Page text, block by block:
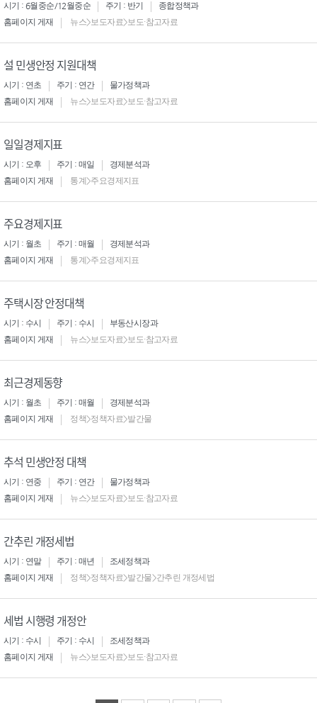
시기 : 6월중순/12월중순 주기 : 반기
종합정책과
홈페이지 게재
뉴스>보도자료>보도·참고자료
설 민생안정 지원대책
시기 : 연초 주기 : 연간
물가정책과
홈페이지 게재
뉴스>보도자료>보도·참고자료
일일경제지표
시기 : 오후 주기 : 매일
경제분석과
홈페이지 게재
통계>주요경제지표
주요경제지표
시기 : 월초 주기 : 매월
경제분석과
홈페이지 게재
통계>주요경제지표
주택시장 안정대책
시기 : 수시 주기 : 수시
부동산시장과
홈페이지 게재
뉴스>보도자료>보도·참고자료
최근경제동향
시기 : 월초 주기 : 매월
경제분석과
홈페이지 게재
정책>정책자료>발간물
추석 민생안정 대책
시기 : 연중 주기 : 연간
물가정책과
홈페이지 게재
뉴스>보도자료>보도·참고자료
간추린 개정세법
시기 : 연말 주기 : 매년
조세정책과
홈페이지 게재
정책>정책자료>발간물>간추린 개정세법
세법 시행령 개정안
시기 : 수시 주기 : 수시
조세정책과
홈페이지 게재
뉴스>보도자료>보도·참고자료